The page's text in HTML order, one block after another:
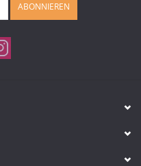
ABONNIEREN